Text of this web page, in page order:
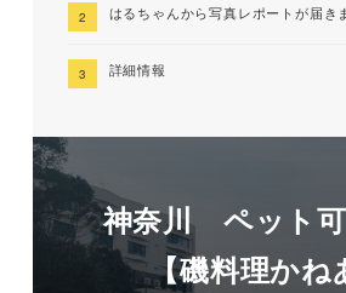
はるちゃんから写真レポートが届き
詳細情報
神奈川 ペット
【磯料理かね